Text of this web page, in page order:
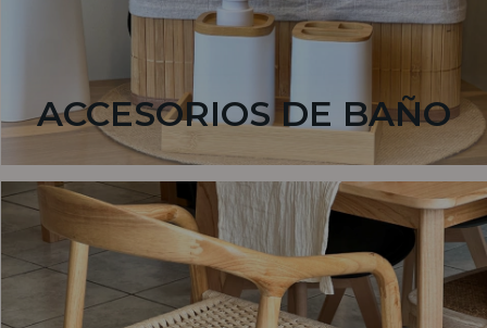
ACCESORIOS DE BAÑO